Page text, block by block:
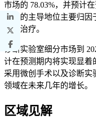
市场的 78.03%，并预计
市场的主导地位主要归
接受治疗。
诊断实验室细分市场到
计在预测期内将实现显着
采用微创手术以及诊断实
领域在未来几年的增长。
区域见解